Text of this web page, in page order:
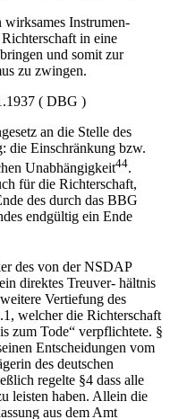
Instrumen-
in eine
und somit zur
zu zwingen.
( DBG )
an die Stelle des
die Einschränkung bzw.
Unabhängigkeit44.
für die Richterschaft,
des durch das BBG
endgültig ein Ende
des von der NSDAP
direktes Treuver- hältnis
Vertiefung des
welcher die Richterschaft
zum Tode“ verpflichtete. §
Entscheidungen vom
des deutschen
regelte §4 dass alle
leisten haben. Allein die
aus dem Amt